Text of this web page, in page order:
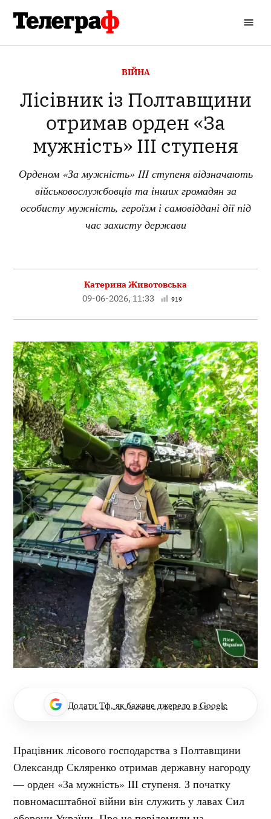
вмісту
Телеграф
ОПУБЛІКОВАНО
ВІЙНА
Лісівник із Полтавщини
отримав орден «За
мужність» III ступеня
Орденом «За мужність» III ступеня відзначають
військовослужбовців та інших громадян за
особисту мужність, героїзм і самовіддані дії під
час захисту держави
Катерина Животовська
09-06-2026, 11:33
919
Додати Тф, як бажане джерело в Google
Працівник лісового господарства з Полтавщини
Олександр Скляренко отримав державну нагороду
— орден «За мужність» III ступеня. З початку
повномасштабної війни він служить у лавах Сил